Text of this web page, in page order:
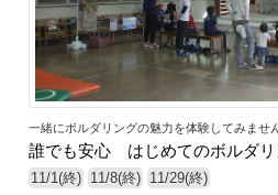
一緒にボルダリングの魅力を体験してみませ
誰でも安心 はじめてのボルダリ
11/1(終) 11/8(終) 11/29(終)